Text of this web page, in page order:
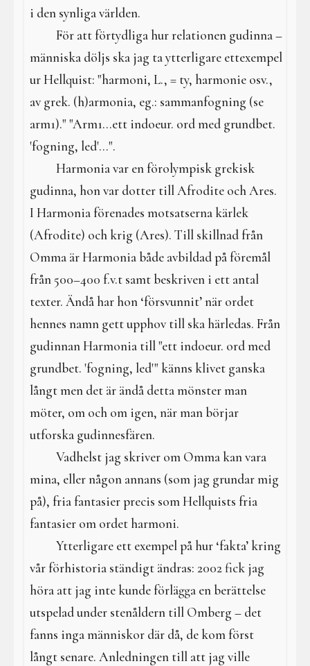
i den synliga världen.
För att förtydliga hur relationen gudinna –
människa döljs ska jag ta ytterligare ettexempel
ur Hellquist: "harmoni, L., = ty, harmonie osv.,
av grek. (h)armonia, eg.: sammanfogning (se
arm1)." "Arm1...ett indoeur. ord med grundbet.
'fogning, led'...".
Harmonia var en förolympisk grekisk
gudinna, hon var dotter till Afrodite och Ares.
I Harmonia förenades motsatserna kärlek
(Afrodite) och krig (Ares). Till skillnad från
Omma är Harmonia både avbildad på föremål
från 500–400 f.v.t samt beskriven i ett antal
texter. Ändå har hon ‘försvunnit’ när ordet
hennes namn gett upphov till ska härledas. Från
gudinnan Harmonia till "ett indoeur. ord med
grundbet. 'fogning, led'" känns klivet ganska
långt men det är ändå detta mönster man
möter, om och om igen, när man börjar
utforska gudinnesfären.
Vadhelst jag skriver om Omma kan vara
mina, eller någon annans (som jag grundar mig
på), fria fantasier precis som Hellquists fria
fantasier om ordet harmoni.
Ytterligare ett exempel på hur ‘fakta’ kring
vår förhistoria ständigt ändras: 2002 fick jag
höra att jag inte kunde förlägga en berättelse
utspelad under stenåldern till Omberg – det
fanns inga människor där då, de kom först
långt senare. Anledningen till att jag ville